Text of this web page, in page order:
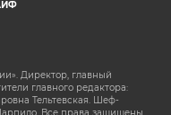
Директор, главный
главного редактора:
Тельтевская. Шеф-
Все права защищены.